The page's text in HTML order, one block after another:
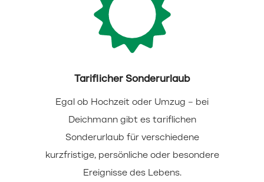
Tariflicher Sonderurlaub
Egal ob Hochzeit oder Umzug – bei
Deichmann gibt es tariflichen
Sonderurlaub für verschiedene
kurzfristige, persönliche oder besondere
Ereignisse des Lebens.